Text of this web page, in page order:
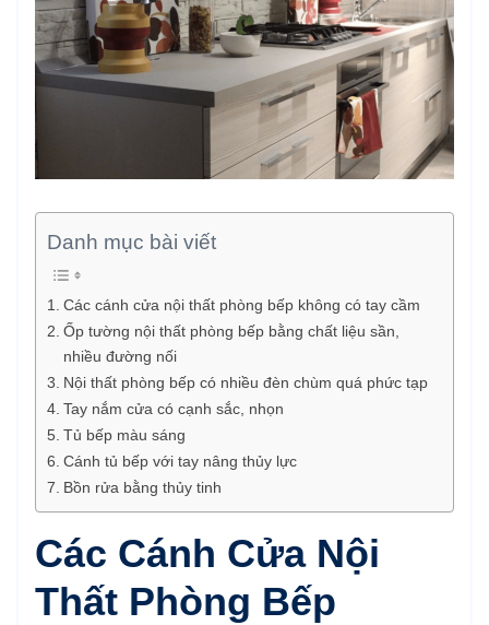
Danh mục bài viết
Các cánh cửa nội thất phòng bếp không có tay cầm
Ốp tường nội thất phòng bếp bằng chất liệu sần,
nhiều đường nối
Nội thất phòng bếp có nhiều đèn chùm quá phức tạp
Tay nắm cửa có cạnh sắc, nhọn
Tủ bếp màu sáng
Cánh tủ bếp với tay nâng thủy lực
Bồn rửa bằng thủy tinh
Các Cánh Cửa Nội
Thất Phòng Bếp